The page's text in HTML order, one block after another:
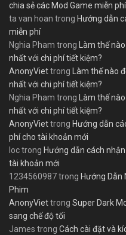
chia sẻ các Mod Game miễn
ta van hoan trong Hướng dẫn
miễn phí
Nghia Pham trong
Làm thế
nhất với chi phí tiết kiệm?
AnonyViettrong
Làm thế nào
nhất với chi phí tiết kiệm?
Nghia Pham trong
Làm thế
nhất với chi phí tiết kiệm?
AnonyViettrong Hướng dẫn
phí cho tài khoản mới
loctrong Hướng dẫn cách
tài khoản mới
1234560987trong Hướng Dẫn
Phim
AnonyViettrong Super Dark
sang chế độ tối
James trong Cách cài đặt và